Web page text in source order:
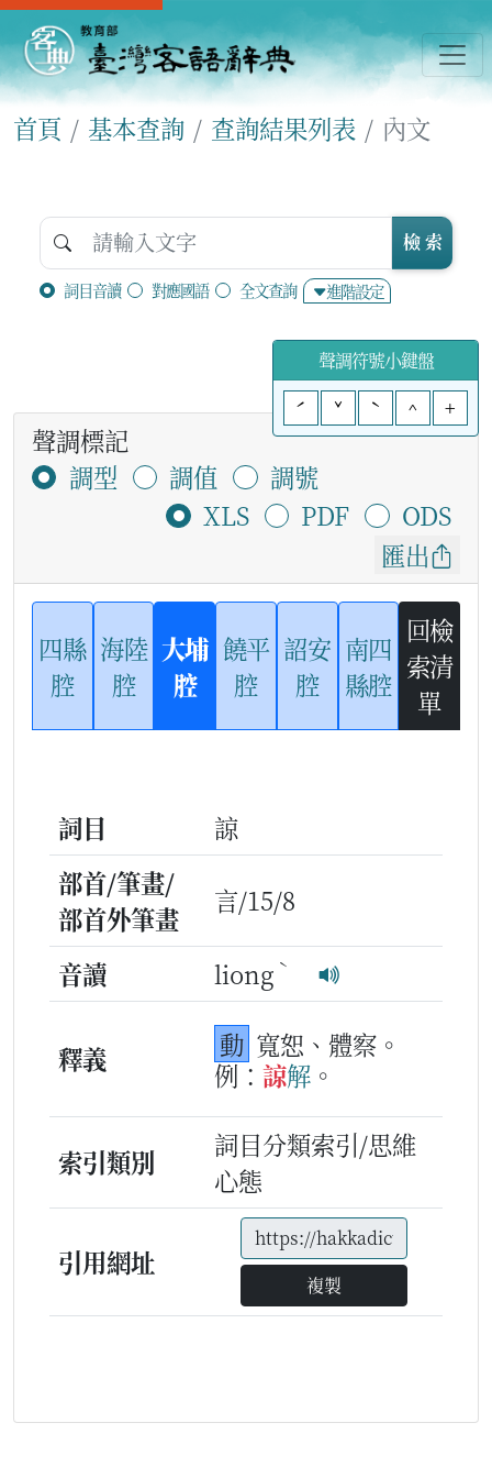
首頁 基本查詢 查詢結果列表 內文
詞目音讀 對應國語 全文查詢 進階設定
檢 索
聲調符號小鍵盤
ˊ
ˇ ˋ ^ +
聲調標記
調型
調值
調號
XLS
PDF
ODS
匯出
四縣
腔
海陸
腔
大埔
腔
饒平
腔
詔安
腔
南四
縣腔
回檢
索清
單
詞目
諒
部首/筆畫/
部首外筆畫
言/15/8
音讀 liong ˋ
釋義 動 寬恕、體察。
例： 諒解 。
索引類別
詞目分類索引/思維
心態
引用網址
複製